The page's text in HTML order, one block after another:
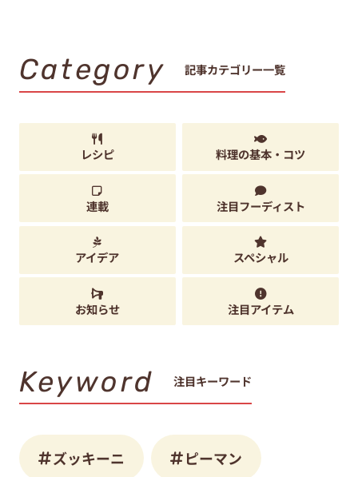
Category 記事カテゴリー一覧
レシピ 料理の基本・コツ
連載 注目フーディスト
アイデア スペシャル
お知らせ 注目アイテム
Keyword 注目キーワード
ズッキーニ ピーマン